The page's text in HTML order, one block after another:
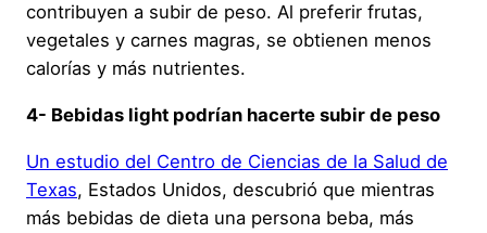
contribuyen a subir de peso. Al preferir frutas,
vegetales y carnes magras, se obtienen menos
calorías y más nutrientes.
4- Bebidas light podrían hacerte subir de peso
Un estudio del Centro de Ciencias de la Salud de
Texas, Estados Unidos, descubrió que mientras
más bebidas de dieta una persona beba, más